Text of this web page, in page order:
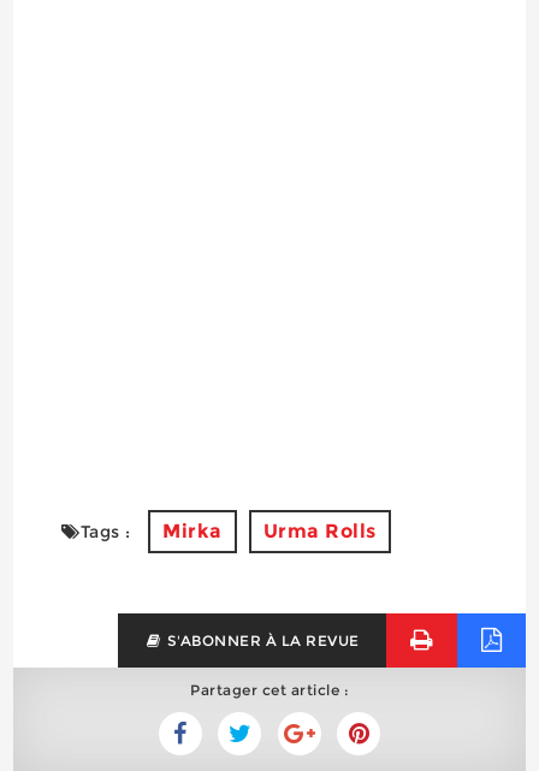
Tags : Mirka Urma Rolls
S'ABONNER À LA REVUE
Partager cet article :